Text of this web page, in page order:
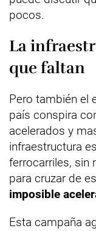
pocos.
La
que faltan
Pero también el
país conspira
acelerados y
infraestructura
ferrocarriles, sin
para cruzar de
imposible
Esta campaña